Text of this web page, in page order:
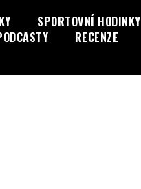
SPORTOVNÍ HODINKY
RECENZE